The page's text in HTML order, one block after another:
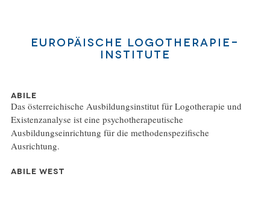
Europäische Logotherapie-
Institute
ABILE
Das österreichische Ausbildungsinstitut für Logotherapie und
Existenzanalyse ist eine psychotherapeutische
Ausbildungseinrichtung für die methodenspezifische
Ausrichtung.
ABILE WEST